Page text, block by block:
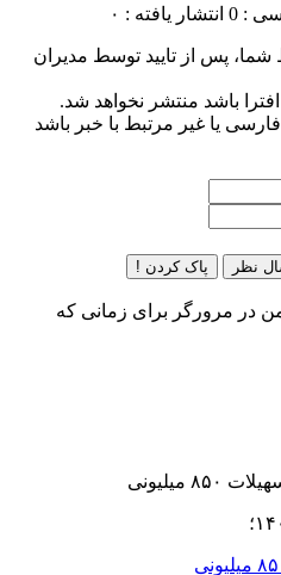
: 0 انتشار یافته : ۰
پس از تایید توسط مدیران
باشد منتشر نخواهد شد.
یا غیر مرتبط با خبر باشد
نظر پاک کردن !
در مرورگر برای زمانی که